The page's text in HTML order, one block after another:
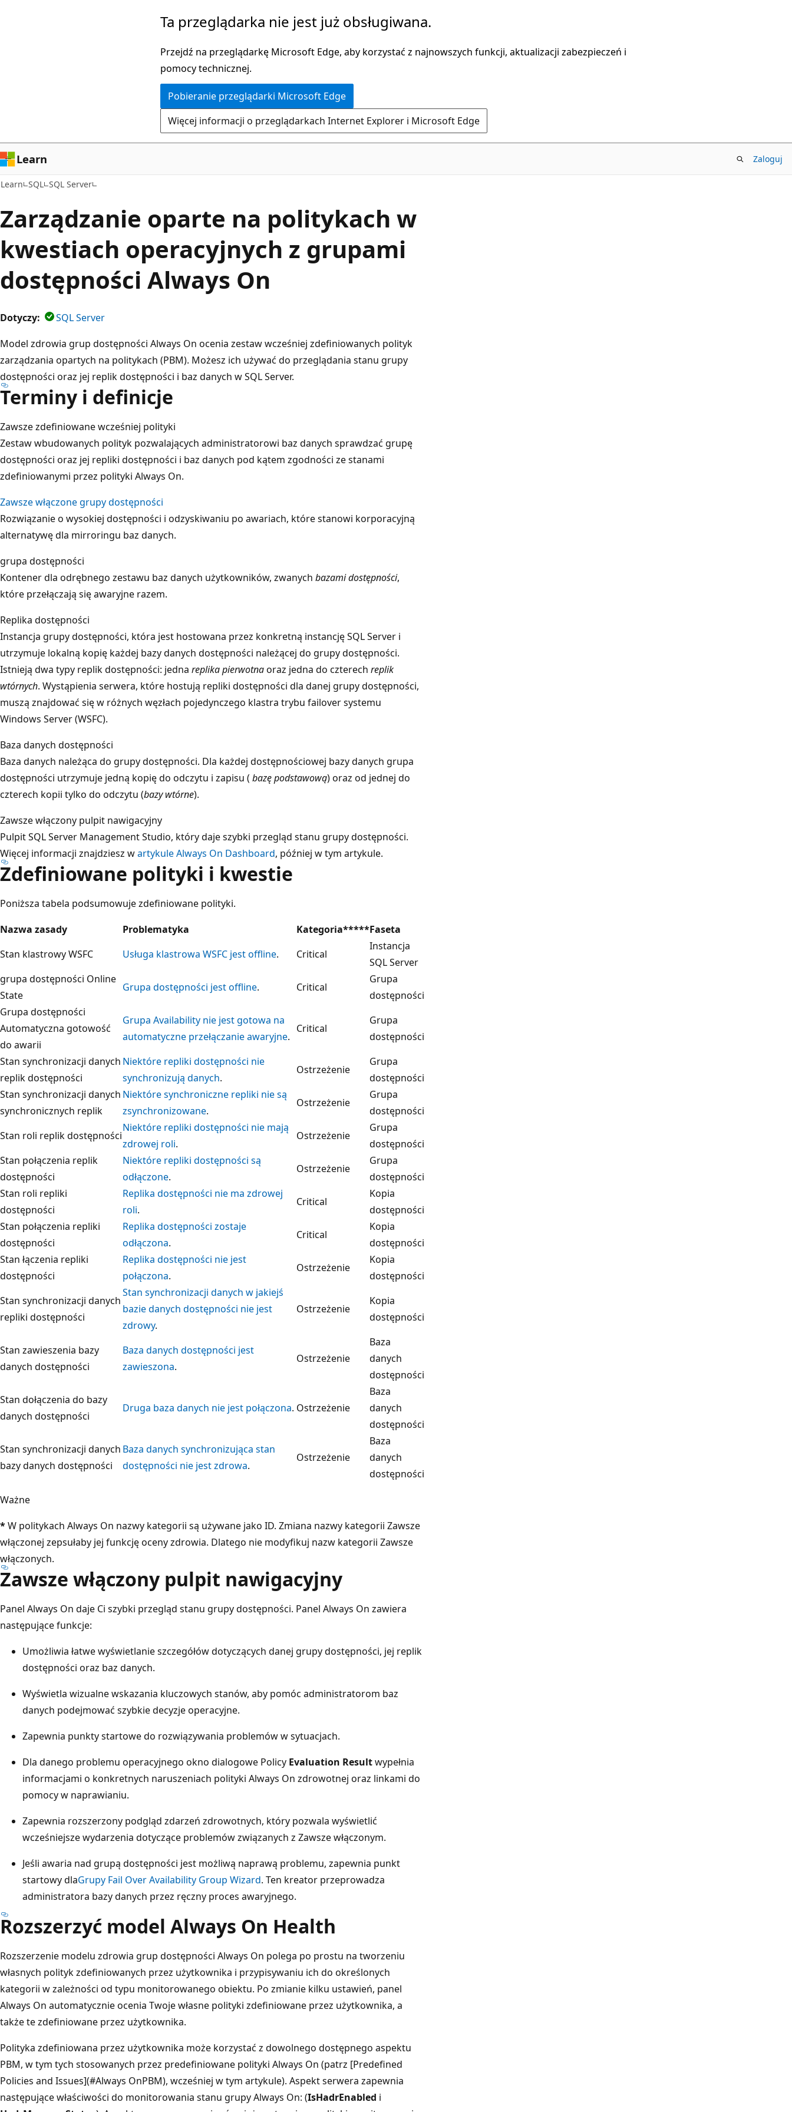
Ta przeglądarka nie jest już obsługiwana.
Przejdź na przeglądarkę Microsoft Edge, aby korzystać z najnowszych funkcji, aktualizacji zabezpieczeń i
pomocy technicznej.
Pobieranie przeglądarki Microsoft Edge
Więcej informacji o przeglądarkach Internet Explorer i Microsoft Edge
Learn Zaloguj
Learn SQL SQL Server
Zarządzanie oparte na politykach w
kwestiach operacyjnych z grupami
dostępności Always On
Dotyczy:
SQL Server
Model zdrowia grup dostępności Always On ocenia zestaw wcześniej zdefiniowanych polityk
zarządzania opartych na politykach (PBM). Możesz ich używać do przeglądania stanu grupy
dostępności oraz jej replik dostępności i baz danych w SQL Server.
Terminy i definicje
Zawsze zdefiniowane wcześniej polityki
Zestaw wbudowanych polityk pozwalających administratorowi baz danych sprawdzać grupę
dostępności oraz jej repliki dostępności i baz danych pod kątem zgodności ze stanami
zdefiniowanymi przez polityki Always On.
Zawsze włączone grupy dostępności
Rozwiązanie o wysokiej dostępności i odzyskiwaniu po awariach, które stanowi korporacyjną
alternatywę dla mirroringu baz danych.
grupa dostępności
Kontener dla odrębnego zestawu baz danych użytkowników, zwanych bazami dostępności,
które przełączają się awaryjne razem.
Replika dostępności
Instancja grupy dostępności, która jest hostowana przez konkretną instancję SQL Server i
utrzymuje lokalną kopię każdej bazy danych dostępności należącej do grupy dostępności.
Istnieją dwa typy replik dostępności: jedna replika pierwotnaoraz jedna do czterech replik
wtórnych. Wystąpienia serwera, które hostują repliki dostępności dla danej grupy dostępności,
muszą znajdować się w różnych węzłach pojedynczego klastra trybu failover systemu
Windows Server (WSFC).
Baza danych dostępności
Baza danych należąca do grupy dostępności. Dla każdej dostępnościowej bazy danych grupa
dostępności utrzymuje jedną kopię do odczytu i zapisu ( bazę podstawową) oraz od jednej do
czterech kopii tylko do odczytu (bazy wtórne).
Zawsze włączony pulpit nawigacyjny
Pulpit SQL Server Management Studio, który daje szybki przegląd stanu grupy dostępności.
Więcej informacji znajdziesz wartykule Always On Dashboard, później w tym artykule.
Zdefiniowane polityki i kwestie
Poniższa tabela podsumowuje zdefiniowane polityki.
Nazwa zasady
Problematyka Kategoria*****Faseta
Stan klastrowy WSFC
Usługa klastrowa WSFC jest offline. Critical
Instancja
SQL Server
grupa dostępności Online
State
Grupa dostępności jest offline. Critical
Grupa
dostępności
Grupa dostępności
Automatyczna gotowość
do awarii
Grupa Availability nie jest gotowa na
automatyczne przełączanie awaryjne.
Critical
Grupa
dostępności
Stan synchronizacji danych
replik dostępności
Niektóre repliki dostępności nie
synchronizują danych.
Ostrzeżenie
Grupa
dostępności
Stan synchronizacji danych
synchronicznych replik
Niektóre synchroniczne repliki nie są
zsynchronizowane.
Ostrzeżenie
Grupa
dostępności
Stan roli replik dostępności
Niektóre repliki dostępności nie mają
zdrowej roli.
Ostrzeżenie
Grupa
dostępności
Stan połączenia replik
dostępności
Niektóre repliki dostępności są
odłączone.
Ostrzeżenie
Grupa
dostępności
Stan roli repliki
dostępności
Replika dostępności nie ma zdrowej
roli.
Critical
Kopia
dostępności
Stan połączenia repliki
dostępności
Replika dostępności zostaje
odłączona.
Critical
Kopia
dostępności
Stan łączenia repliki
dostępności
Replika dostępności nie jest
połączona.
Ostrzeżenie
Kopia
dostępności
Stan synchronizacji danych
repliki dostępności
Stan synchronizacji danych w jakiejś
bazie danych dostępności nie jest
zdrowy.
Ostrzeżenie
Kopia
dostępności
Stan zawieszenia bazy
danych dostępności
Baza danych dostępności jest
zawieszona.
Ostrzeżenie
Baza
danych
dostępności
Stan dołączenia do bazy
danych dostępności
Druga baza danych nie jest połączona. Ostrzeżenie
Baza
danych
dostępności
Stan synchronizacji danych
bazy danych dostępności
Baza danych synchronizująca stan
dostępności nie jest zdrowa.
Ostrzeżenie
Baza
danych
dostępności
Ważne
*W politykach Always On nazwy kategorii są używane jako ID. Zmiana nazwy kategorii Zawsze
włączonej zepsułaby jej funkcję oceny zdrowia. Dlatego nie modyfikuj nazw kategorii Zawsze
włączonych.
Zawsze włączony pulpit nawigacyjny
Panel Always On daje Ci szybki przegląd stanu grupy dostępności. Panel Always On zawiera
następujące funkcje:
Umożliwia łatwe wyświetlanie szczegółów dotyczących danej grupy dostępności, jej replik
dostępności oraz baz danych.
Wyświetla wizualne wskazania kluczowych stanów, aby pomóc administratorom baz
danych podejmować szybkie decyzje operacyjne.
Zapewnia punkty startowe do rozwiązywania problemów w sytuacjach.
Dla danego problemu operacyjnego okno dialogowe Policy Evaluation Resultwypełnia
informacjami o konkretnych naruszeniach polityki Always On zdrowotnej oraz linkami do
pomocy w naprawianiu.
Zapewnia rozszerzony podgląd zdarzeń zdrowotnych, który pozwala wyświetlić
wcześniejsze wydarzenia dotyczące problemów związanych z Zawsze włączonym.
Jeśli awaria nad grupą dostępności jest możliwą naprawą problemu, zapewnia punkt
startowy dlaGrupy Fail Over Availability Group Wizard. Ten kreator przeprowadza
administratora bazy danych przez ręczny proces awaryjnego.
Rozszerzyć model Always On Health
Rozszerzenie modelu zdrowia grup dostępności Always On polega po prostu na tworzeniu
własnych polityk zdefiniowanych przez użytkownika i przypisywaniu ich do określonych
kategorii w zależności od typu monitorowanego obiektu. Po zmianie kilku ustawień, panel
Always On automatycznie ocenia Twoje własne polityki zdefiniowane przez użytkownika, a
także te zdefiniowane przez użytkownika.
Polityka zdefiniowana przez użytkownika może korzystać z dowolnego dostępnego aspektu
PBM, w tym tych stosowanych przez predefiniowane polityki Always On (patrz [Predefined
Policies and Issues](#Always OnPBM), wcześniej w tym artykule). Aspekt serwera zapewnia
następujące właściwości do monitorowania stanu grupy Always On: (IsHadrEnabled i